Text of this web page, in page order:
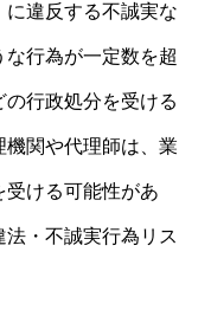
に違反する不誠実な
行為が一定数を超
行政処分を受ける
関や代理師は、業
ける可能性があ
・不誠実行為リス